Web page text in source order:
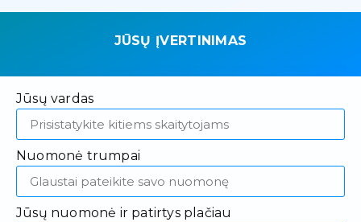
JŪSŲ ĮVERTINIMAS
Jūsų vardas
Nuomonė trumpai
Jūsų nuomonė ir patirtys plačiau